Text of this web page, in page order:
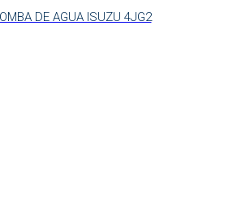
DE AGUA ISUZU 4JG2